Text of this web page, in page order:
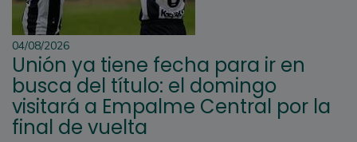
04/08/2026
Unión ya tiene fecha para ir en
busca del título: el domingo
visitará a Empalme Central por la
final de vuelta